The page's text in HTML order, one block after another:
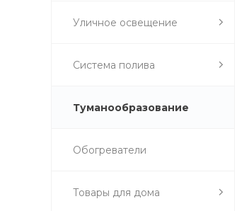
Уличное освещение
Система полива
Туманообразование
Обогреватели
Товары для дома